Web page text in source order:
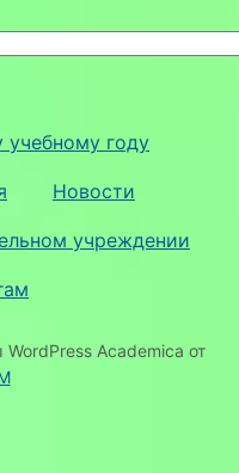
году
Новости
учреждении
Academica от